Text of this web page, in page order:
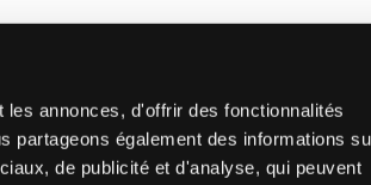
annonces, d'offrir des fonctionnalités
partageons également des informations
de publicité et d'analyse, qui peuvent